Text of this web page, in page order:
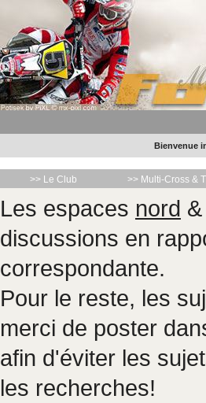
Bienvenue
>> Le Club >> Multi-Cross &
Les espaces nord
discussions en
correspondante.
Pour le reste, les
merci de poster
afin d'éviter les
les recherches!